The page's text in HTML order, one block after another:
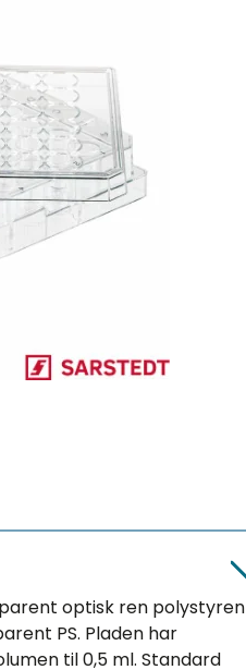
optisk ren polystyren
PS. Pladen har
til 0,5 ml. Standard